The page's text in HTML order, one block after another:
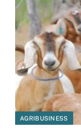
AGRIBUSINESS